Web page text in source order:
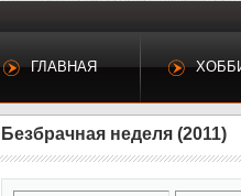
ГЛАВНАЯ
Безбрачная неделя (2011)